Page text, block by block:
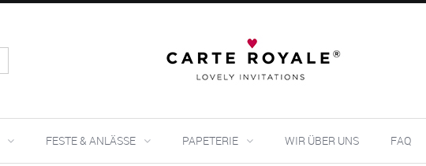
FESTE & ANLÄSSE PAPETERIE WIR ÜBER UNS FAQ